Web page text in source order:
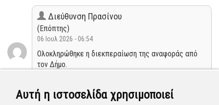
Αυτή η ιστοσελίδα χρησιμοποιεί
Διεύθυνση Πρασίνου
(Επόπτης)
06 Ιουλ 2026 - 06:54
Ολοκληρώθηκε η διεκπεραίωση της αναφοράς από
τον Δήμο.